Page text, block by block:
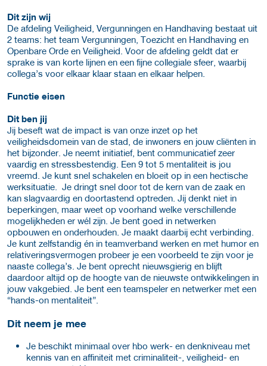
Dit zijn wij
De afdeling Veiligheid, Vergunningen en Handhaving bestaat uit
2 teams: het team Vergunningen, Toezicht en Handhaving en
Openbare Orde en Veiligheid. Voor de afdeling geldt dat er
sprake is van korte lijnen en een fijne collegiale sfeer, waarbij
collega’s voor elkaar klaar staan en elkaar helpen.
Functie eisen
Dit ben jij
Jij beseft wat de impact is van onze inzet op het
veiligheidsdomein van de stad, de inwoners en jouw cliënten in
het bijzonder. Je neemt initiatief, bent communicatief zeer
vaardig en stressbestendig. Een 9 tot 5 mentaliteit is jou
vreemd. Je kunt snel schakelen en bloeit op in een hectische
werksituatie. Je dringt snel door tot de kern van de zaak en
kan slagvaardig en doortastend optreden. Jij denkt niet in
beperkingen, maar weet op voorhand welke verschillende
mogelijkheden er wél zijn. Je bent goed in netwerken
opbouwen en onderhouden. Je maakt daarbij echt verbinding.
Je kunt zelfstandig én in teamverband werken en met humor en
relativeringsvermogen probeer je een voorbeeld te zijn voor je
naaste collega’s. Je bent oprecht nieuwsgierig en blijft
daardoor altijd op de hoogte van de nieuwste ontwikkelingen in
jouw vakgebied. Je bent een teamspeler en netwerker met een
“hands-on mentaliteit”.
Dit neem je mee
Je beschikt minimaal over hbo werk- en denkniveau met
kennis van en affiniteit met criminaliteit-, veiligheid- en